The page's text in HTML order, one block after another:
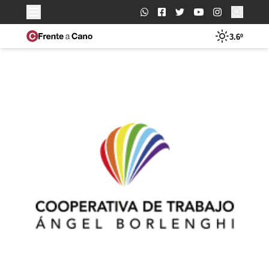
Buscar:
3.6º